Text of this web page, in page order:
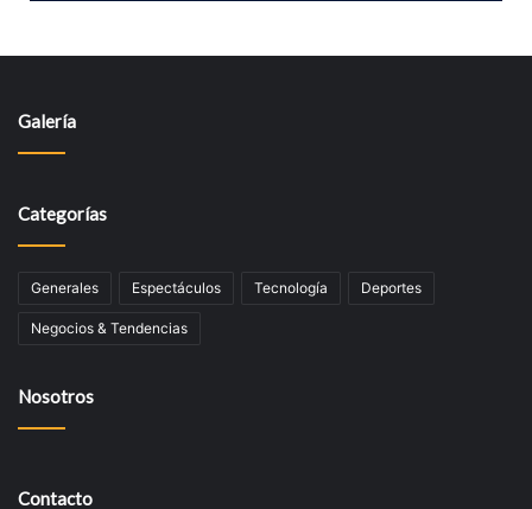
Galería
Categorías
Generales Espectáculos Tecnologí­a Deportes
Negocios & Tendencias
Nosotros
Contacto